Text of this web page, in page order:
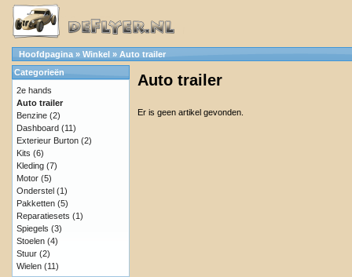
Hoofdpagina » Winkel » Auto trailer
Auto trailer
Er is geen artikel gevonden.
Categorieën
2e hands
Auto trailer
Benzine (2)
Dashboard (11)
Exterieur Burton (2)
Kits (6)
Kleding (7)
Motor (5)
Onderstel (1)
Pakketten (5)
Reparatiesets (1)
Spiegels (3)
Stoelen (4)
Stuur (2)
Wielen (11)